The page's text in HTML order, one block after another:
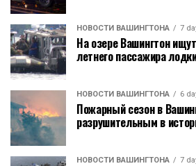
НОВОСТИ ВАШИНГТОНА 7
На озере Вашингтон
летнего пассажира
НОВОСТИ ВАШИНГТОНА 6
Пожарный сезон в
разрушительным в
НОВОСТИ ВАШИНГТОНА 7